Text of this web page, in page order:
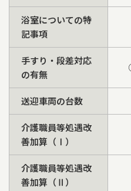
浴室についての特
記事項
手すり・段差対応
の有無
送迎車両の台数
介護職員等処遇改
善加算（Ⅰ）
介護職員等処遇改
善加算（Ⅱ）